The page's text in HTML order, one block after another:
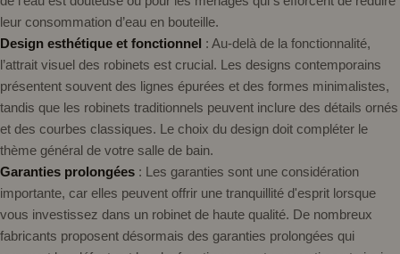
leur consommation d’eau en bouteille.
Design esthétique et fonctionnel : Au-delà de la fonctionnalité,
l’attrait visuel des robinets est crucial. Les designs contemporains
présentent souvent des lignes épurées et des formes minimalistes,
tandis que les robinets traditionnels peuvent inclure des détails ornés
et des courbes classiques. Le choix du design doit compléter le
thème général de votre salle de bain.
Garanties prolongées : Les garanties sont une considération
importante, car elles peuvent offrir une tranquillité d'esprit lorsque
vous investissez dans un robinet de haute qualité. De nombreux
fabricants proposent désormais des garanties prolongées qui